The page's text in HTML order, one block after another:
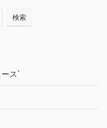
検索
ス`